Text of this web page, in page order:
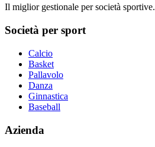
Il miglior gestionale per società sportive.
Società per sport
Calcio
Basket
Pallavolo
Danza
Ginnastica
Baseball
Azienda